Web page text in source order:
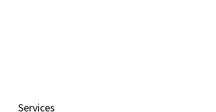
Services